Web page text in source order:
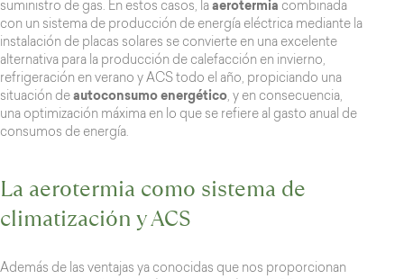
suministro de gas. En estos casos, la aerotermia combinada
con un sistema de producción de energía eléctrica mediante la
instalación de placas solares se convierte en una excelente
alternativa para la producción de calefacción en invierno,
refrigeración en verano y ACS todo el año, propiciando una
situación de autoconsumo energético, y en consecuencia,
una optimización máxima en lo que se refiere al gasto anual de
consumos de energía.
La aerotermia como sistema de
climatización y ACS
Además de las ventajas ya conocidas que nos proporcionan